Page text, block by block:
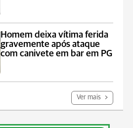
Homem deixa vítima ferida
gravemente após ataque
com canivete em bar em PG
Ver mais